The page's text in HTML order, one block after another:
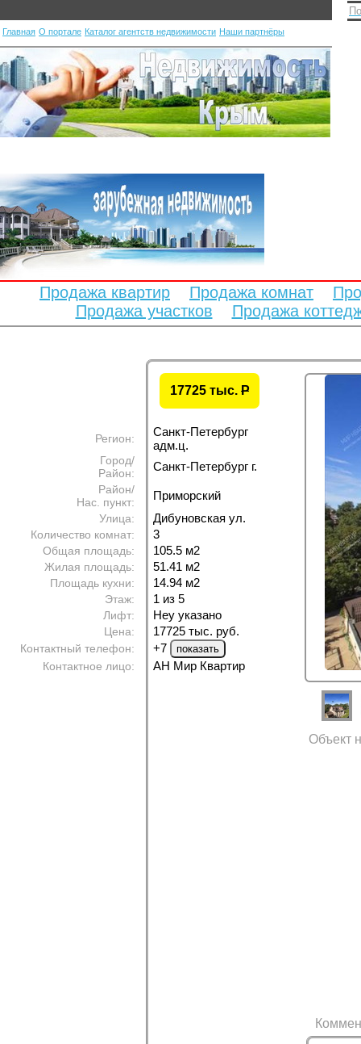
Главная О портале Каталог агентств недвижимости Наши партнёры
Продажа квартир Продажа комнат
Продажа участков
Продажа
17725 тыс. P
Регион:
Санкт-Петербург
адм.ц.
Город/
Район:
Санкт-Петербург г.
Район/
Нас. пункт:
Приморский
Улица: Дибуновская ул.
Количество комнат: 3
Общая площадь: 105.5 м2
Жилая площадь: 51.41 м2
Площадь кухни: 14.94 м2
Этаж: 1 из 5
Лифт: Неу указано
Цена: 17725 тыс. руб.
Контактный телефон: +7
Контактное лицо: АН Мир Квартир
Объект